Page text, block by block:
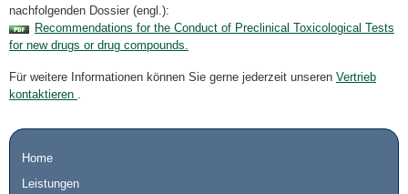
nachfolgenden Dossier (engl.):
Recommendations for the Conduct of Preclinical Toxicological Tests
for new drugs or drug compounds.
Für weitere Informationen können Sie gerne jederzeit unseren Vertrieb
kontaktieren
Home
Leistungen